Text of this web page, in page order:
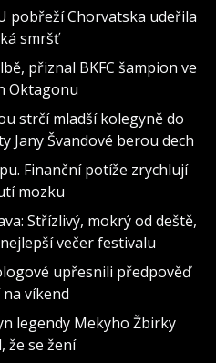
pobřeží Chorvatska udeřila
smršť
přiznal BKFC šampion ve
Oktagonu
strčí mladší kolegyně do
Jany Švandové berou dech
Finanční potíže zrychlují
mozku
Střízlivý, mokrý od deště,
večer festivalu
upřesnili předpověď
víkend
legendy Mekyho Žbirky
že se žení